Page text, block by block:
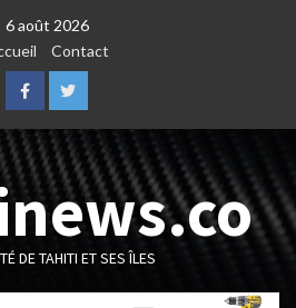
6 août 2026
Contact
FacebookTwitter
DE TAHITI ET SES ÎLES